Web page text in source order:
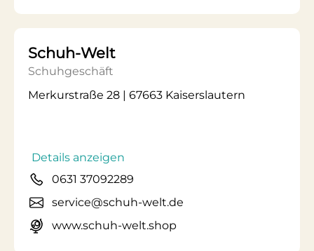
Schuh-Welt
Schuhgeschäft
Merkurstraße 28 | 67663 Kaiserslautern
Details anzeigen
0631 37092289
service@schuh-welt.de
www.schuh-welt.shop